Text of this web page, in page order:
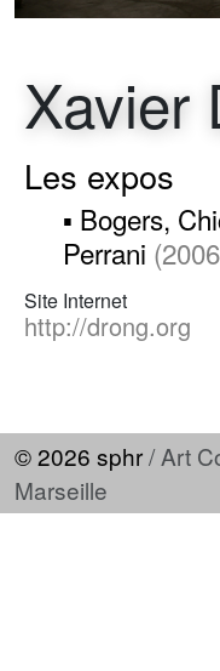
Xavier
Les expos
▪ Bogers,
Perrani
Site Internet
http://drong.org
© 2026 sphr/ Art
Marseille